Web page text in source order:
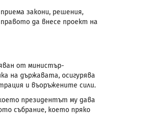
закони, решения,
да внесе проект на
от министър-
на държавата, осигурява
и въоръжените сили.
президентът му дава
събрание, което пряко